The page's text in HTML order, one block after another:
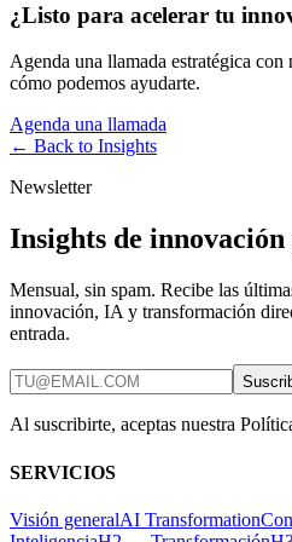
¿Listo para acelerar tu
Agenda una llamada estratégica con
cómo podemos ayudarte.
Agenda una llamada
← Back to Insights
Newsletter
Insights de
Mensual, sin spam. Recibe las
innovación, IA y transformación
entrada.
Al suscribirte, aceptas nuestra
SERVICIOS
Visión generalAI Transformation